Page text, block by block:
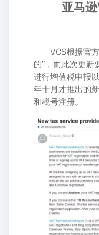
亚马
VCS根据官方
的”，而此次更新
进行增值税申报
年十月才推出的
和税号注册。